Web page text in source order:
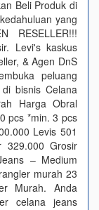
Beli Produk di
yang
RESELLER!!!
Levi's kaskus
& Agen DnS
peluang
bisnis Celana
Harga Obral
pcs *min. 3 pcs
Levis 501
329.000 Grosir
– Medium
murah 23
Murah. Anda
celana jeans